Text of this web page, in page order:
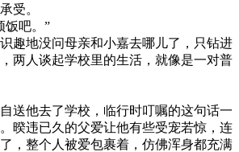
受。
饭吧。”
趣地没问母亲和小嘉去哪儿了，只钻进
两人谈起学校里的生活，就像是一对普
送他去了学校，临行时叮嘱的这句话一
暌违已久的父爱让他有些受宠若惊，连
，整个人被爱包裹着，仿佛浑身都充满